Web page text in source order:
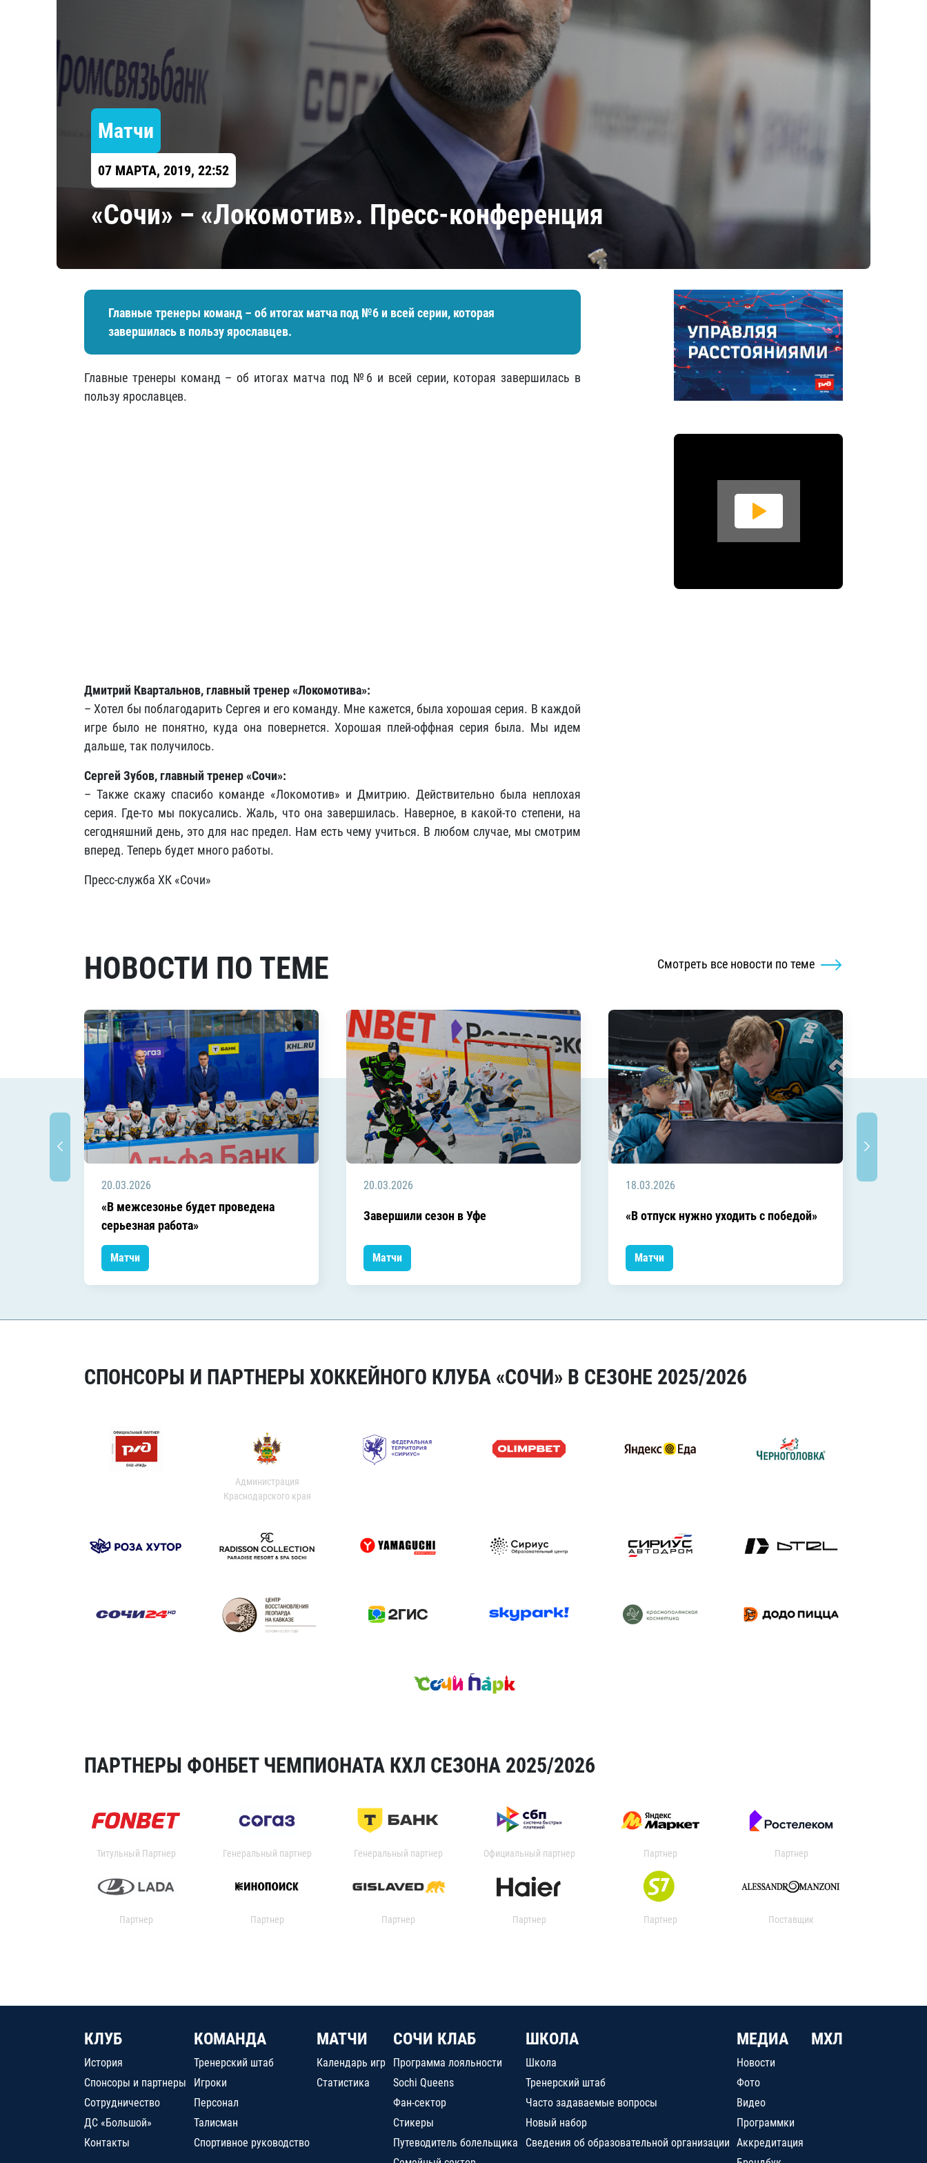
Шанхайские Драконы
Амур
Барыс
Салават Юлаев
Сибирь
Матчи
07 МАРТА, 2019, 22:52
«Сочи» – «Локомотив». Пресс-конференция
Главные тренеры команд – об итогах матча под №6 и всей серии, которая
завершилась в пользу ярославцев.
Главные тренеры команд – об итогах матча под №6 и всей серии, которая завершилась в
пользу ярославцев.
Дмитрий Квартальнов, главный тренер «Локомотива»:
– Хотел бы поблагодарить Сергея и его команду. Мне кажется, была хорошая серия. В каждой
игре было не понятно, куда она повернется. Хорошая плей-оффная серия была. Мы идем
дальше, так получилось.
Сергей Зубов, главный тренер «Сочи»:
– Также скажу спасибо команде «Локомотив» и Дмитрию. Действительно была неплохая
серия. Где-то мы покусались. Жаль, что она завершилась. Наверное, в какой-то степени, на
сегодняшний день, это для нас предел. Нам есть чему учиться. В любом случае, мы смотрим
вперед. Теперь будет много работы.
Пресс-служба ХК «Сочи»
НОВОСТИ ПО ТЕМЕ Смотреть все новости по теме
20.03.2026
«В межсезонье будет проведена
серьезная работа»
Матчи
20.03.2026
Завершили сезон в Уфе
Матчи
18.03.2026
«В отпуск нужно уходить с победой»
Матчи
СПОНСОРЫ И ПАРТНЕРЫ ХОККЕЙНОГО КЛУБА «СОЧИ» В СЕЗОНЕ 2025/2026
Администрация
Краснодарского края
ПАРТНЕРЫ ФОНБЕТ ЧЕМПИОНАТА КХЛ СЕЗОНА 2025/2026
Титульный Партнер Генеральный партнер Генеральный партнер Официальный партнер Партнер Партнер
Партнер Партнер Партнер Партнер Партнер Поставщик
КЛУБ
История
Спонсоры и партнеры
Сотрудничество
ДС «Большой»
Контакты
КОМАНДА
Тренерский штаб
Игроки
Персонал
Талисман
Спортивное руководство
МАТЧИ
Календарь игр
Статистика
СОЧИ КЛАБ
Программа лояльности
Sochi Queens
Фан-сектор
Стикеры
Путеводитель болельщика
ШКОЛА
Школа
Тренерский штаб
Часто задаваемые вопросы
Новый набор
Сведения об образовательной организации
МЕДИА
Новости
Фото
Видео
Программки
Аккредитация
МХЛ